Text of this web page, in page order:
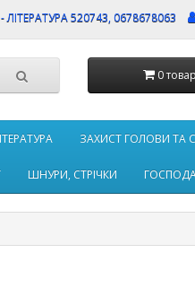
520743, 0678678063
0
ЗАХИСТ ГОЛОВИ ТА
ШНУРИ, СТРІЧКИ